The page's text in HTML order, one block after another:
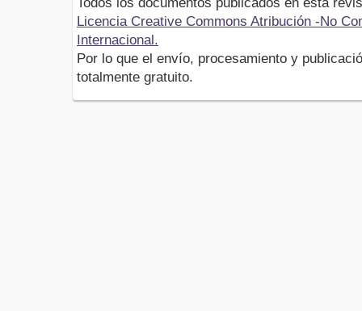
Todos los documentos publicados en esta
Licencia Creative Commons Atribución -No
Internacional.
Por lo que el envío, procesamiento y
totalmente gratuito.